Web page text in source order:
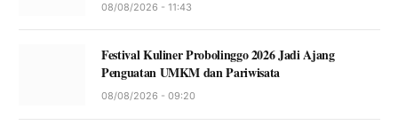
08/08/2026 - 11:43
Festival Kuliner Probolinggo 2026 Jadi Ajang
Penguatan UMKM dan Pariwisata
08/08/2026 - 09:20